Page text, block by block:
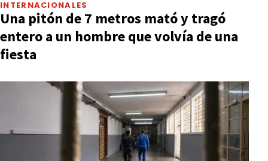
INTERNACIONALES
Una pitón de 7 metros mató y tragó
entero a un hombre que volvía de una
fiesta